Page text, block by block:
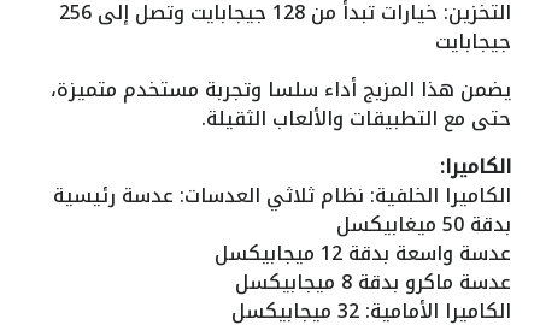
التخزين: خيارات تبدأ من 128 جيجابايت وتصل إلى 256
جيجابايت
يضمن هذا المزيج أداء سلسا وتجربة مستخدم متميزة،
حتى مع التطبيقات والألعاب الثقيلة.
الكاميرا:
الكاميرا الخلفية: نظام ثلاثي العدسات: عدسة رئيسية
بدقة 50 ميغابيكسل
عدسة واسعة بدقة 12 ميجابيكسل
عدسة ماكرو بدقة 8 ميجابيكسل
الكاميرا الأمامية: 32 ميجابيكسل